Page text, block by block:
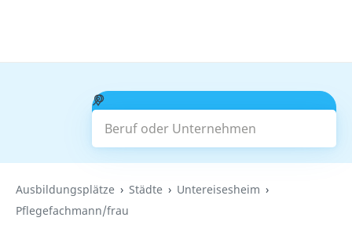
Beruf oder Unternehmen
Suchen
Ausbildungsplätze Städte
Untereisesheim
Pflegefachmann/frau